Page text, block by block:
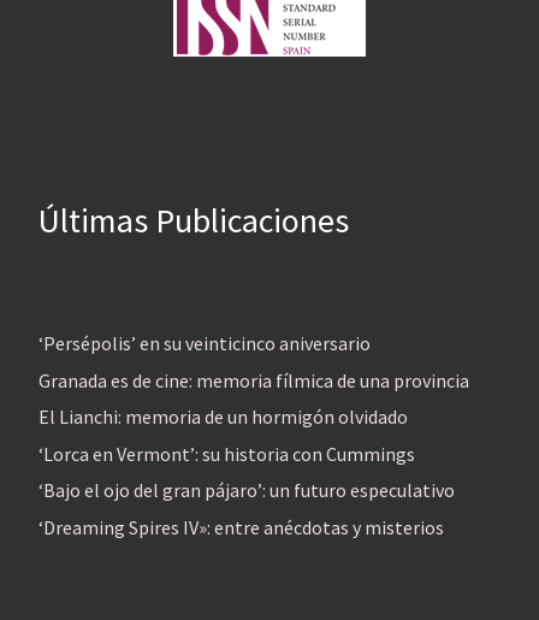
Últimas Publicaciones
‘Persépolis’ en su veinticinco aniversario
Granada es de cine: memoria fílmica de una provincia
El Lianchi: memoria de un hormigón olvidado
‘Lorca en Vermont’: su historia con Cummings
‘Bajo el ojo del gran pájaro’: un futuro especulativo
‘Dreaming Spires IV»: entre anécdotas y misterios